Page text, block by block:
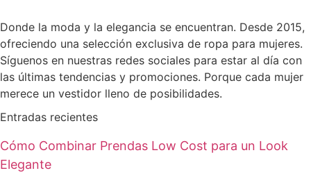
Donde la moda y la elegancia se encuentran. Desde 2015,
ofreciendo una selección exclusiva de ropa para mujeres.
Síguenos en nuestras redes sociales para estar al día con
las últimas tendencias y promociones. Porque cada mujer
merece un vestidor lleno de posibilidades.
Entradas recientes
Cómo Combinar Prendas Low Cost para un Look
Elegante